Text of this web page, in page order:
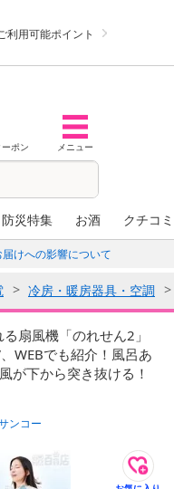
利用可能ポイント
ーポン メニュー
防災特集 お酒 クチコ
けへの影響について
冷房・暖房器具・空調
扇風機「のれせん2」
WEBでも紹介！風呂あ
が下から突き抜ける！
ンコー